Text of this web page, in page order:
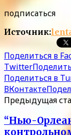
подписаться
Источник:
Поделиться в
Twitter
Поделиться в
ВКонтакте
Предыдущая
“Нью-